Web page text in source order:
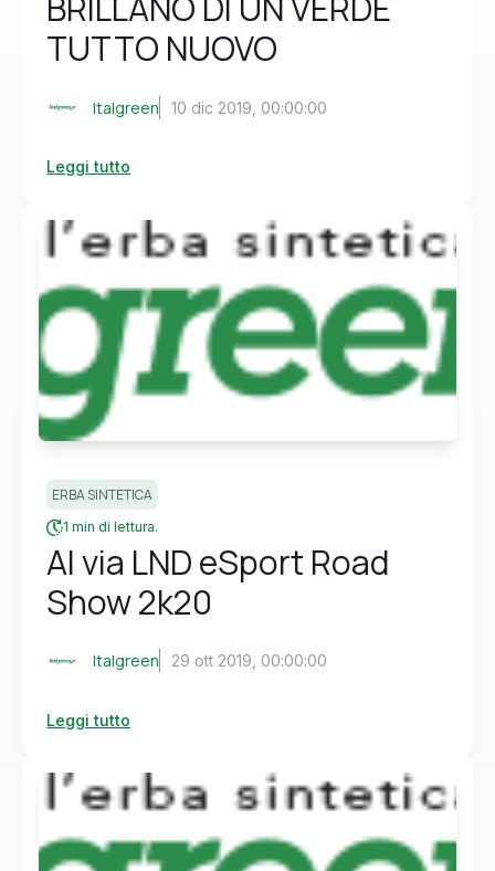
TUTTO NUOVO
Italgreen 10 dic 2019, 00:00:00
Leggi tutto
ERBA SINTETICA
1 min di lettura.
Al via LND eSport Road
Show 2k20
Italgreen 29 ott 2019, 00:00:00
Leggi tutto